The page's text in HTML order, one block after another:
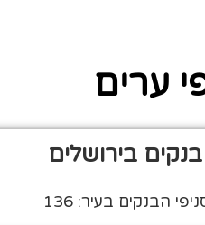
ערים
בנקים בירושלים
הבנקים בעיר: 136